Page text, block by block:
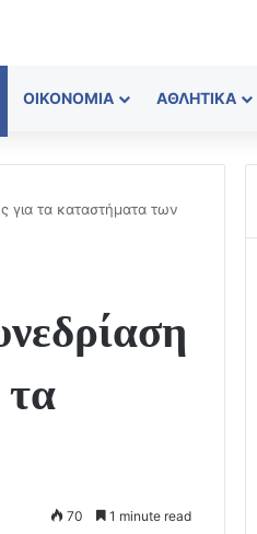
ΟΙΚΟΝΟΜΊΑ ΑΘΛΗΤΙΚΆ
για τα καταστήματα των
70 1 minute read